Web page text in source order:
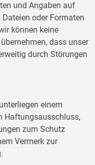
und Angaben auf
oder Formaten
können keine
dass unser
durch Störungen
einem
Haftungsausschluss,
zum Schutz
Vermerk zur